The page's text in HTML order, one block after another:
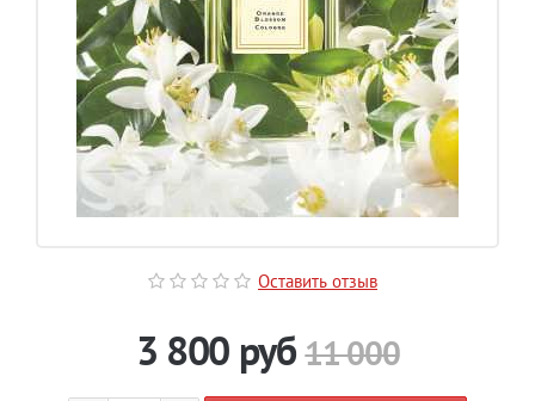
Оставить отзыв
3 800 руб 11 000